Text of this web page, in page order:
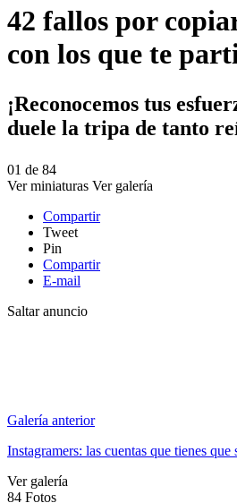
42 fallos por
con los que te
¡Reconocemos tus
duele la tripa de tanto
01 de 84
Ver miniaturas Ver galería
Compartir
Tweet
Pin
Compartir
E-mail
Saltar anuncio
Galería anterior
Instagramers: las cuentas que tienes que
Ver galería
84 Fotos